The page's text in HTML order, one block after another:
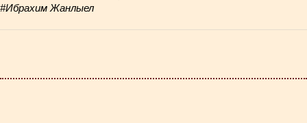
#Ибрахим Жанлыел